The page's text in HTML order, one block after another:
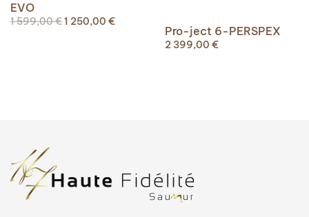
EVO
1 599,00€Le
1 250,00 €Le
Pro-ject 6-PERSPEX
2 399,00 €